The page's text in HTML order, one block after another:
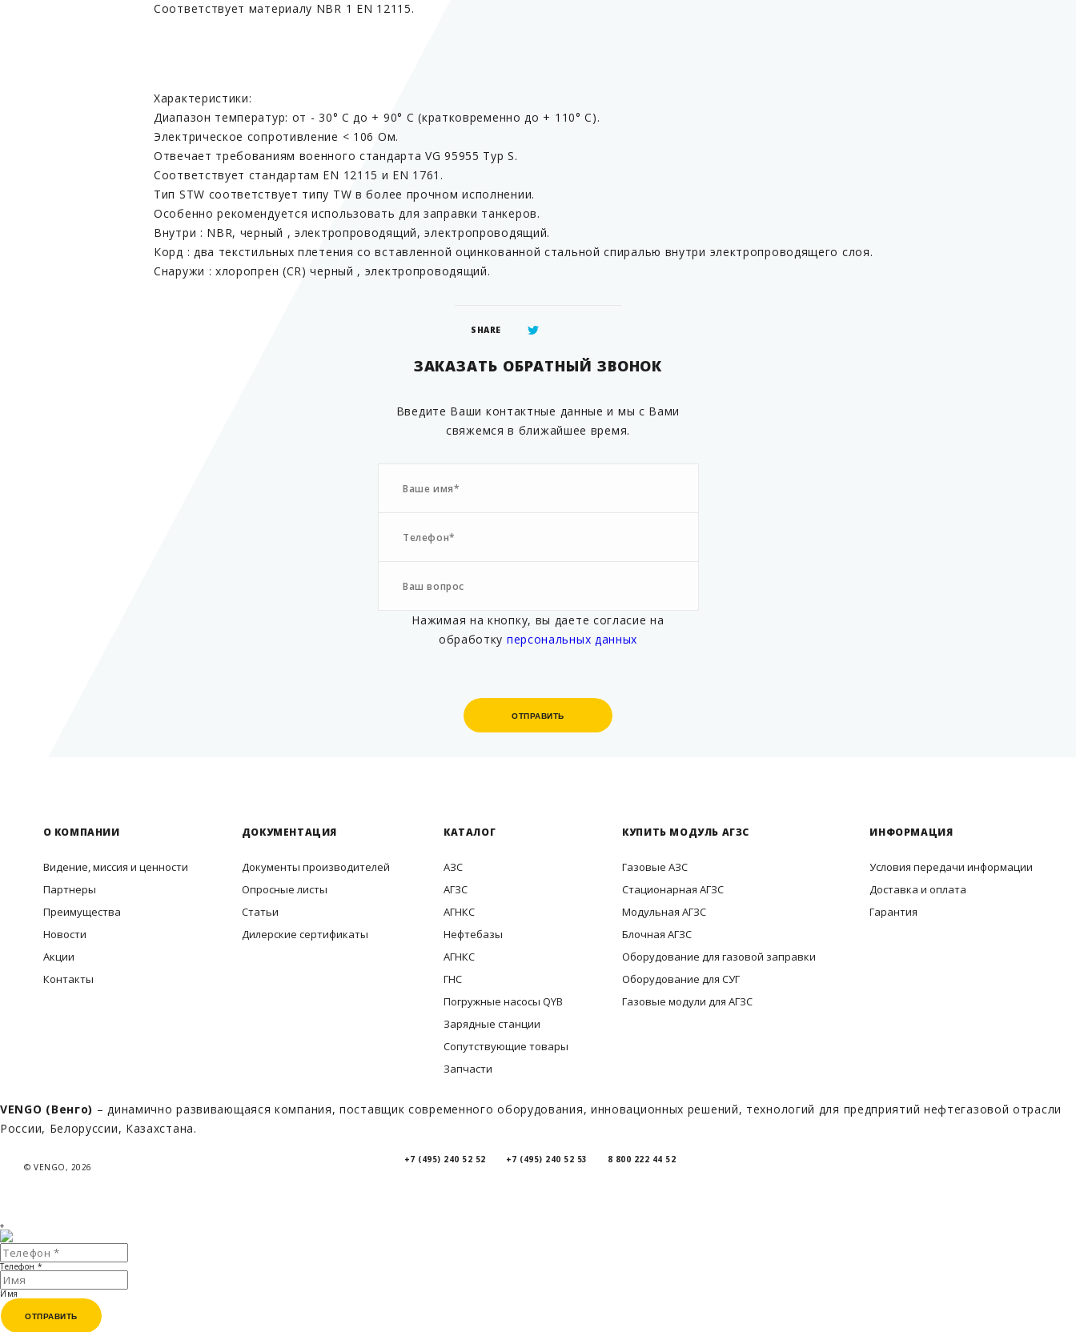
Соответствует материалу NBR 1 EN 12115.
Характеристики:
Диапазон температур: от - 30° C до + 90° C (кратковременно до + 110° C).
Электрическое сопротивление < 106 Oм.
Отвечает требованиям военного стандарта VG 95955 Typ S.
Соответствует стандартам EN 12115 и EN 1761.
Тип STW соответствует типу TW в более прочном исполнении.
Особенно рекомендуется использовать для заправки танкеров.
Внутри : NBR, черный , электропроводящий, электропроводящий.
Корд : два текстильных плетения со вставленной оцинкованной стальной спиралью внутри электропроводящего слоя.
Снаружи : хлоропрен (CR) черный , электропроводящий.
SHARE
ЗАКАЗАТЬ ОБРАТНЫЙ ЗВОНОК
Введите Ваши контактные данные и мы с Вами
свяжемся в ближайшее время.
Нажимая на кнопку, вы даете согласие на
обработку персональных данных
ОТПРАВИТЬ
ОТПРАВИТЬ
© VENGO, 2026
+7 (495) 240 52 52 +7 (495) 240 52 53 8 800 222 44 52
О КОМПАНИИ
Видение, миссия и ценности
Партнеры
Преимущества
Новости
Акции
Контакты
ДОКУМЕНТАЦИЯ
Документы производителей
Опросные листы
Статьи
Дилерские сертификаты
КАТАЛОГ
АЗС
АГЗС
АГНКС
Нефтебазы
АГНКС
ГНС
Погружные насосы QYB
Зарядные станции
Сопутствующие товары
Запчасти
КУПИТЬ МОДУЛЬ АГЗС
Газовые АЗС
Стационарная АГЗС
Модульная АГЗС
Блочная АГЗС
Оборудование для газовой заправки
Оборудование для СУГ
Газовые модули для АГЗС
ИНФОРМАЦИЯ
Условия передачи информации
Доставка и оплата
Гарантия
VENGO (Венго) – динамично развивающаяся компания, поставщик современного оборудования, инновационных решений, технологий для предприятий нефтегазовой отрасли
России, Белоруссии, Казахстана.
+
Телефон *
Имя
ОТПРАВИТЬ
ОТПРАВИТЬ